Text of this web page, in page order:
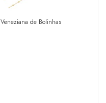
Veneziana de Bolinhas